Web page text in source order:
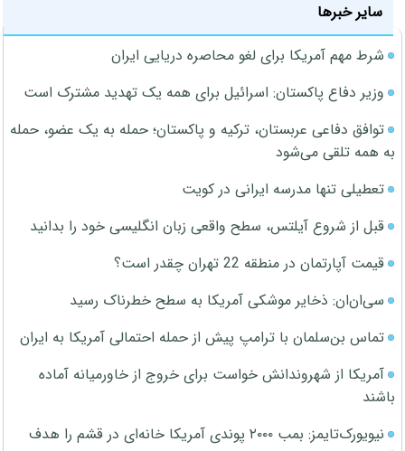
سایر خبرها
شرط مهم آمریکا برای لغو محاصره دریایی ایران
وزیر دفاع پاکستان: اسرائیل برای همه یک تهدید مشترک است
توافق دفاعی عربستان، ترکیه و پاکستان؛ حمله به یک عضو، حمله
به همه تلقی می‌شود
تعطیلی تنها مدرسه ایرانی در کویت
قبل از شروع آیلتس، سطح واقعی زبان انگلیسی خود را بدانید
قیمت آپارتمان در منطقه 22 تهران چقدر است؟
سی‌ان‌ان: ذخایر موشکی آمریکا به سطح خطرناک رسید
تماس بن‌سلمان با ترامپ پیش از حمله احتمالی آمریکا به ایران
آمریکا از شهروندانش خواست برای خروج از خاورمیانه آماده
باشند
نیویورک‌تایمز: بمب ۲۰۰۰ پوندی آمریکا خانه‌ای در قشم را هدف